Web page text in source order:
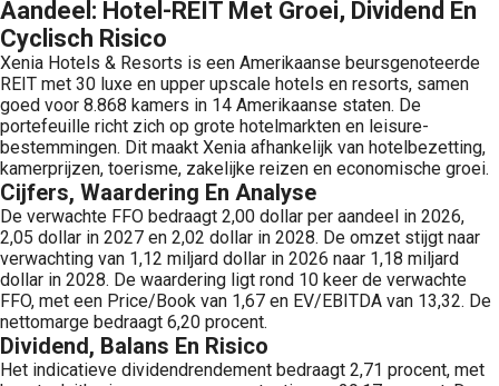
Aandeel: Hotel-REIT Met Groei, Dividend En
Cyclisch Risico
Xenia Hotels & Resorts is een Amerikaanse beursgenoteerde
REIT met 30 luxe en upper upscale hotels en resorts, samen
goed voor 8.868 kamers in 14 Amerikaanse staten. De
portefeuille richt zich op grote hotelmarkten en leisure-
bestemmingen. Dit maakt Xenia afhankelijk van hotelbezetting,
kamerprijzen, toerisme, zakelijke reizen en economische groei.
Cijfers, Waardering En Analyse
De verwachte FFO bedraagt 2,00 dollar per aandeel in 2026,
2,05 dollar in 2027 en 2,02 dollar in 2028. De omzet stijgt naar
verwachting van 1,12 miljard dollar in 2026 naar 1,18 miljard
dollar in 2028. De waardering ligt rond 10 keer de verwachte
FFO, met een Price/Book van 1,67 en EV/EBITDA van 13,32. De
nettomarge bedraagt 6,20 procent.
Dividend, Balans En Risico
Het indicatieve dividendrendement bedraagt 2,71 procent, met